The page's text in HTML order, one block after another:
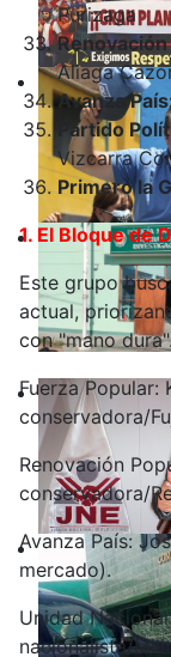
Purizaga
Aliaga
Avanza
Partido
Vizcarra
Primero la
1. El Bloque de
Este grupo
actual,
con "mano
Fuerza Popular:
conservadora/
Renovación
conservadora/
Avanza País:
mercado).
Unidad
nacionalista/